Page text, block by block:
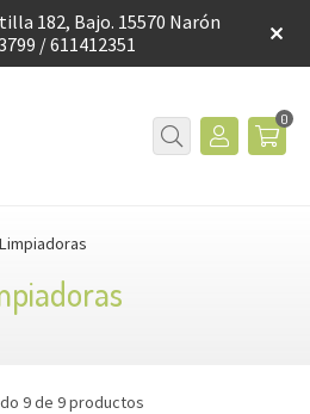
182, Bajo. 15570 Narón
/ 611412351
0
Limpiadoras
9 de 9 productos